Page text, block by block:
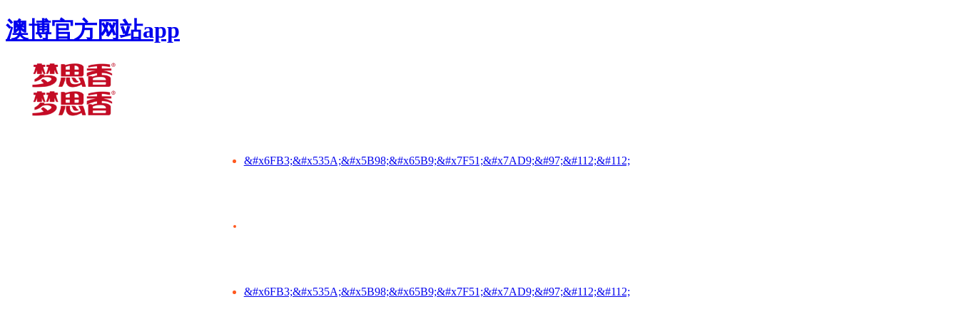
澳博官方网站app
&#x6FB3;&#x535A;&#x5B98;&#x65B9;&#x7F51;&#x7AD9;&#97;&#112;&#112;
&#x6FB3;&#x535A;&#x5B98;&#x65B9;&#x7F51;&#x7AD9;&#97;&#112;&#112;